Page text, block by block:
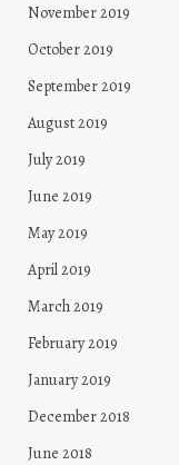
November 2019
October 2019
September 2019
August 2019
July 2019
June 2019
May 2019
April 2019
March 2019
February 2019
January 2019
December 2018
June 2018